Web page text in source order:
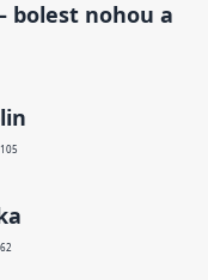
bolest nohou a